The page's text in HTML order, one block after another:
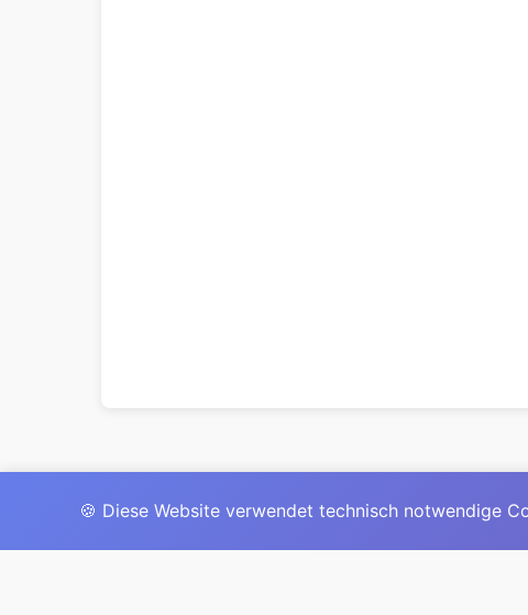
🍪 Diese Website verwendet technisch notwendige